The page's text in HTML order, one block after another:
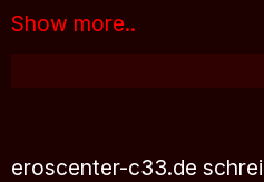
Show more..
eroscenter-c33.de